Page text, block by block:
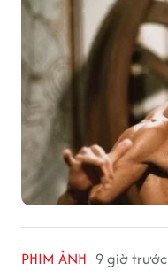
PHIM ẢNH 9 giờ trước